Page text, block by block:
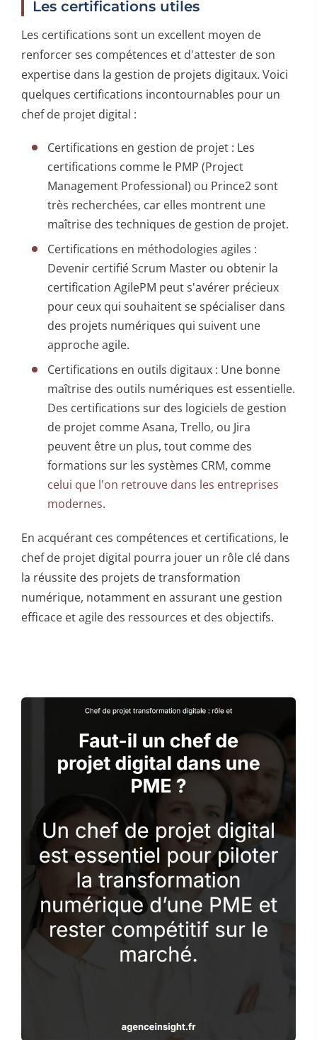
Les certifications utiles
Les certifications sont un excellent moyen de
renforcer ses compétences et d'attester de son
expertise dans la gestion de projets digitaux. Voici
quelques certifications incontournables pour un
chef de projet digital :
Certifications en gestion de projet : Les
certifications comme le PMP (Project
Management Professional) ou Prince2 sont
très recherchées, car elles montrent une
maîtrise des techniques de gestion de projet.
Certifications en méthodologies agiles :
Devenir certifié Scrum Master ou obtenir la
certification AgilePM peut s'avérer précieux
pour ceux qui souhaitent se spécialiser dans
des projets numériques qui suivent une
approche agile.
Certifications en outils digitaux : Une bonne
maîtrise des outils numériques est essentielle.
Des certifications sur des logiciels de gestion
de projet comme Asana, Trello, ou Jira
peuvent être un plus, tout comme des
formations sur les systèmes CRM, comme
celui que l'on retrouve dans les entreprises
modernes.
En acquérant ces compétences et certifications, le
chef de projet digital pourra jouer un rôle clé dans
la réussite des projets de transformation
numérique, notamment en assurant une gestion
efficace et agile des ressources et des objectifs.